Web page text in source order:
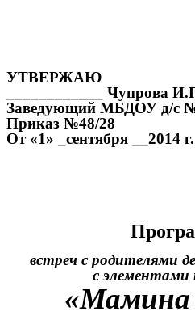
УТВЕРЖАЮ
____________ Чупрова
Заведующий МБДОУ д/с
Приказ №48/28
От «1» _сентября __2014 г.
встреч с родителями
с элементами
«Мамина